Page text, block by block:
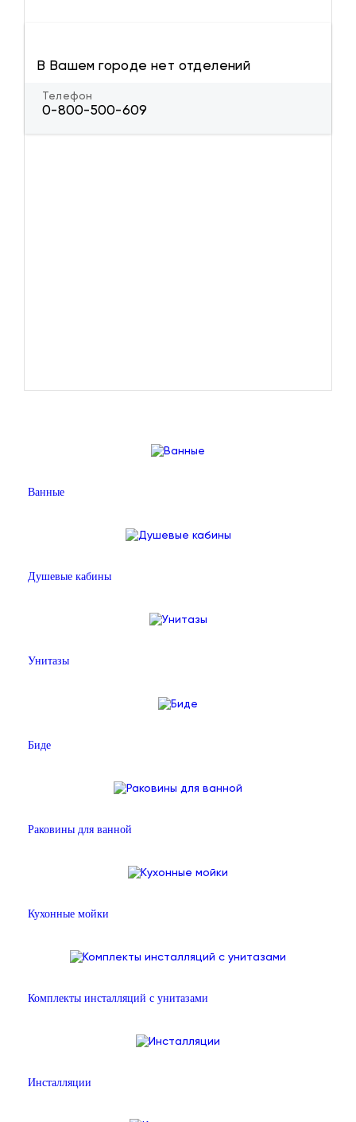
В Вашем городе нет отделений
Телефон
0-800-500-609
Ванные
Душевые кабины
Унитазы
Биде
Раковины для ванной
Кухонные мойки
Комплекты инсталляций с унитазами
Инсталляции